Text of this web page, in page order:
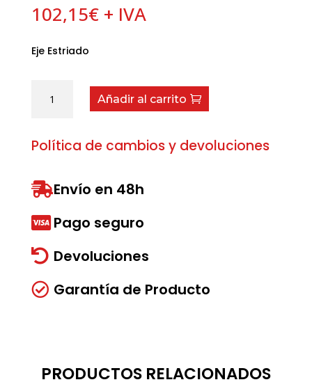
102,15€ + IVA
Eje Estriado
Estriado
Añadir al carrito
Política de cambios y devoluciones
Envío en 48h
 Pago seguro
 Devoluciones
 Garantía de Producto
PRODUCTOS RELACIONADOS